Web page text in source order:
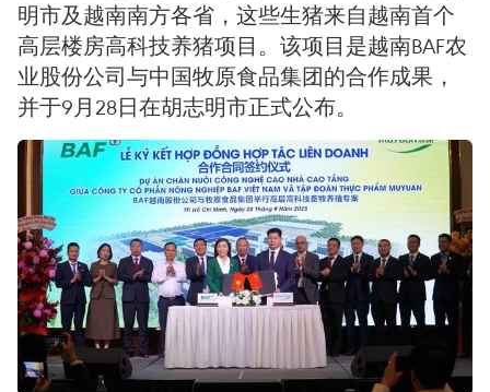
明市及越南南方各省，这些生猪来自越南首个
高层楼房高科技养猪项目。该项目是越南BAF农
业股份公司与中国牧原食品集团的合作成果，
并于9月28日在胡志明市正式公布。